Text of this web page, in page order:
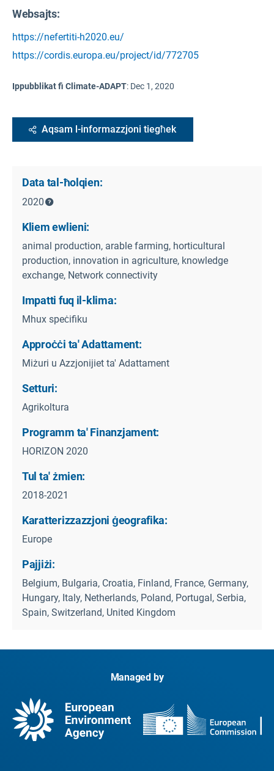
Websajts:
https://nefertiti-h2020.eu/
https://cordis.europa.eu/project/id/772705
Ippubblikat fi Climate-ADAPT: Dec 1, 2020
Aqsam l-informazzjoni tiegħek
Data tal-ħolqien:
2020
Kliem ewlieni:
animal production, arable farming, horticultural
production, innovation in agriculture, knowledge
exchange, Network connectivity
Impatti fuq il-klima:
Mhux speċifiku
Approċċi ta' Adattament:
Miżuri u Azzjonijiet ta' Adattament
Setturi:
Agrikoltura
Programm ta' Finanzjament:
HORIZON 2020
Tul ta' żmien:
2018-2021
Karatterizzazzjoni ġeografika:
Europe
Pajjiżi:
Belgium, Bulgaria, Croatia, Finland, France, Germany,
Hungary, Italy, Netherlands, Poland, Portugal, Serbia,
Spain, Switzerland, United Kingdom
Managed by